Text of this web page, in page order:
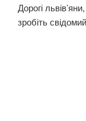
Дорогі
зробіть